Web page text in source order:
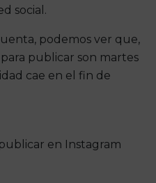
social.
podemos ver que,
publicar son martes
cae en el fin de